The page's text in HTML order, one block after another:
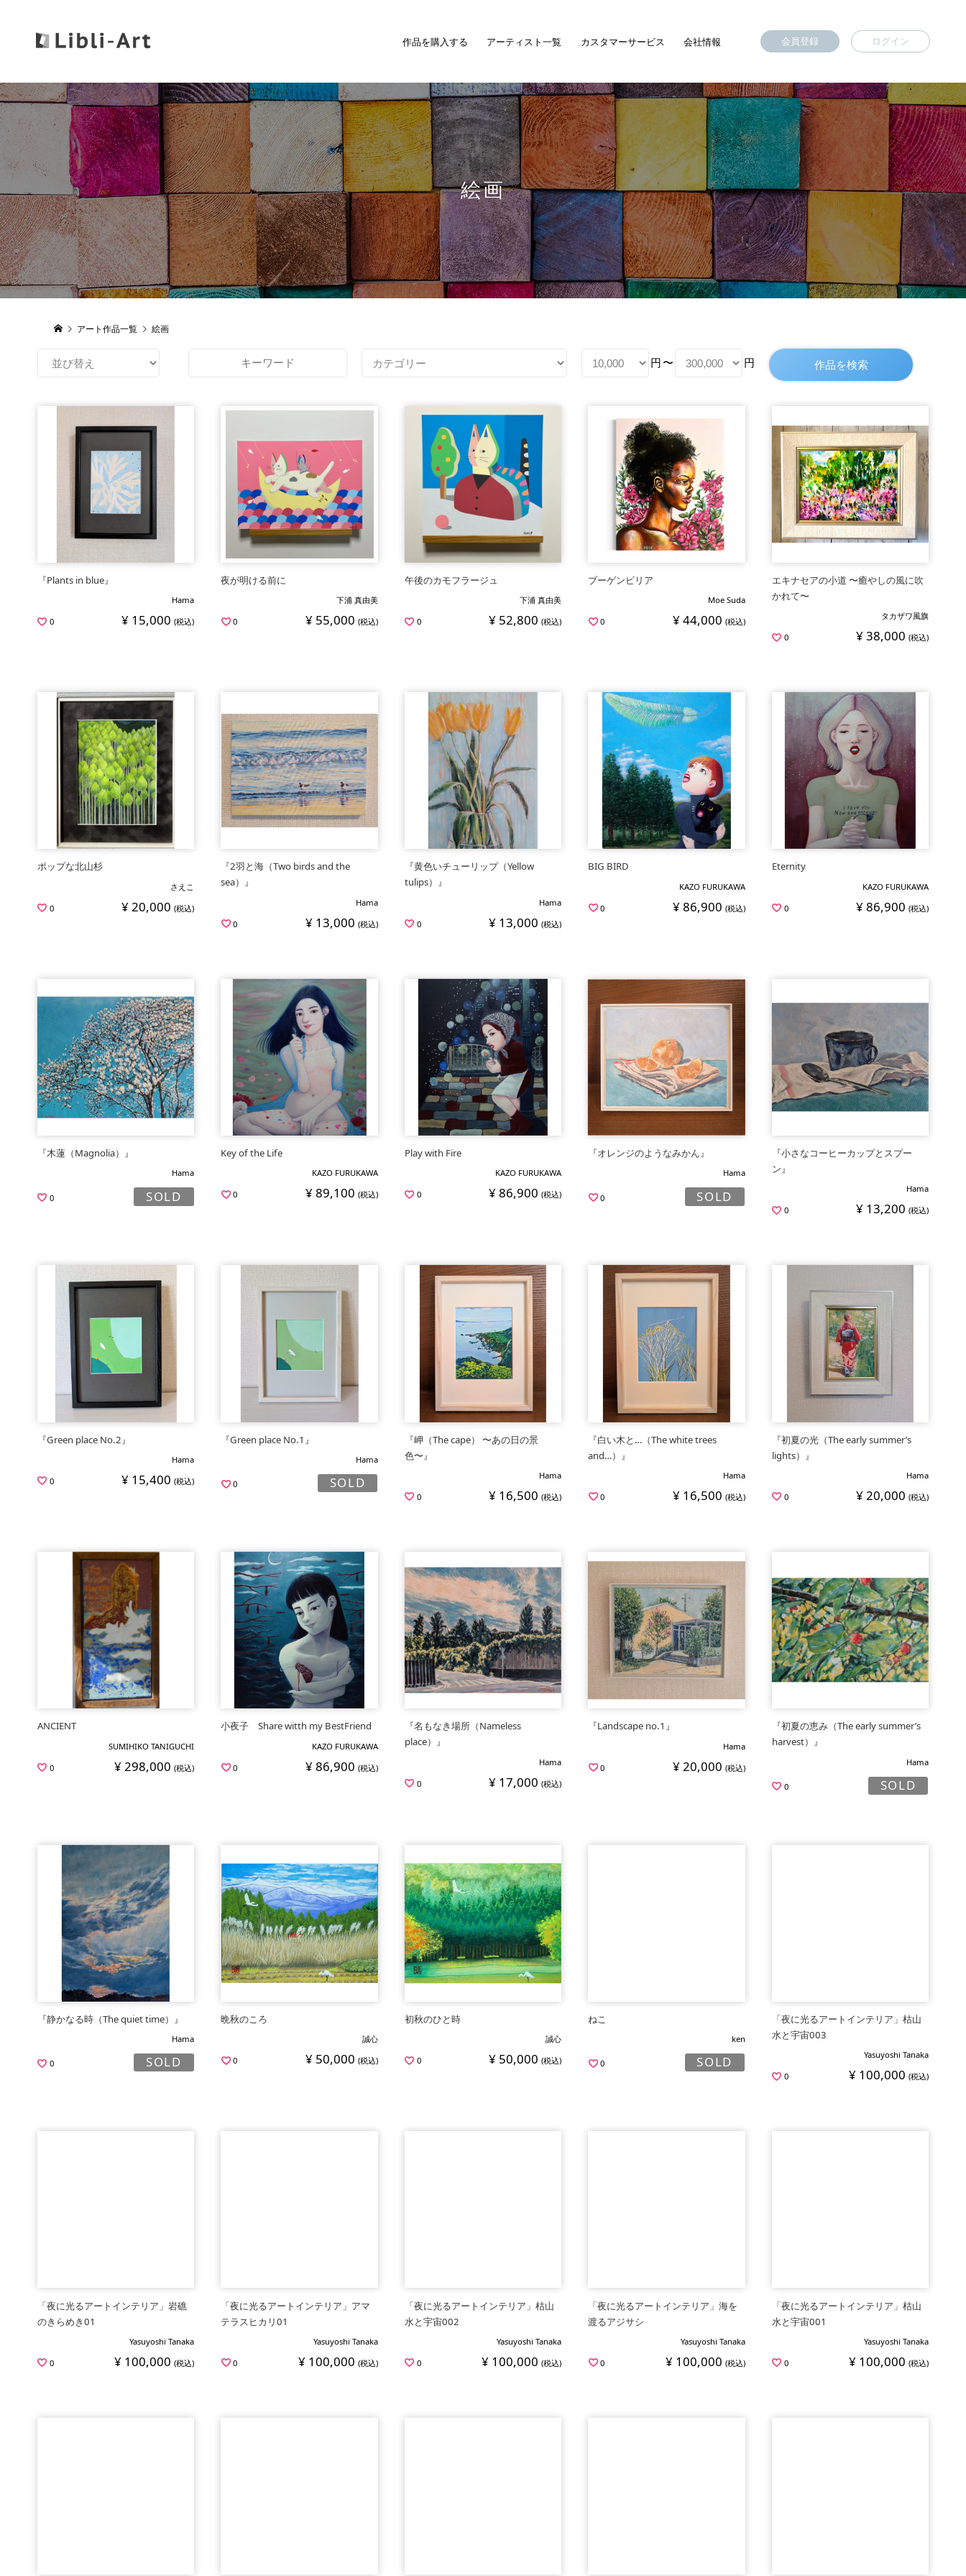
作品を購入する アーティスト一覧 カスタマーサービス 会社情報 会員登録 ログイン
絵画
アート作品一覧 絵画
円 〜 円
『Plants in blue』
Hama
0
¥ 15,000(税込)
夜が明ける前に
下浦 真由美
0
¥ 55,000 (税込)
午後のカモフラージュ
下浦 真由美
0
¥ 52,800(税込)
ブーゲンビリア
Moe Suda
0
¥ 44,000 (税込)
エキナセアの小道 〜癒やしの風に吹
かれて〜
タカザワ風旗
0
¥ 38,000 (税込)
ポップな北山杉
さえこ
0
¥ 20,000(税込)
『2羽と海（Two birds and the
sea）』
Hama
0
¥ 13,000 (税込)
『黄色いチューリップ（Yellow
tulips）』
Hama
0
¥ 13,000(税込)
BIG BIRD
KAZO FURUKAWA
0
¥ 86,900 (税込)
Eternity
KAZO FURUKAWA
0
¥ 86,900 (税込)
『木蓮（Magnolia）』
Hama
0 SOLD
Key of the Life
KAZO FURUKAWA
0
¥ 89,100 (税込)
Play with Fire
KAZO FURUKAWA
0
¥ 86,900(税込)
『オレンジのようなみかん』
Hama
0 SOLD
『小さなコーヒーカップとスプー
ン』
Hama
0
¥ 13,200 (税込)
『Green place No.2』
Hama
0
¥ 15,400(税込)
『Green place No.1』
Hama
0 SOLD
『岬（The cape） 〜あの日の景
色〜』
Hama
0
¥ 16,500(税込)
『白い木と…（The white trees
and…）』
Hama
0
¥ 16,500 (税込)
『初夏の光（The early summer’s
lights）』
Hama
0
¥ 20,000 (税込)
ANCIENT
SUMIHIKO TANIGUCHI
0
¥ 298,000(税込)
小夜子 Share witth my BestFriend
KAZO FURUKAWA
0
¥ 86,900 (税込)
『名もなき場所（Nameless
place）』
Hama
0
¥ 17,000(税込)
『Landscape no.1』
Hama
0
¥ 20,000 (税込)
『初夏の恵み（The early summer’s
harvest）』
Hama
0 SOLD
『静かなる時（The quiet time）』
Hama
0 SOLD
晩秋のころ
誠心
0
¥ 50,000 (税込)
初秋のひと時
誠心
0
¥ 50,000(税込)
ねこ
ken
0 SOLD
「夜に光るアートインテリア」枯山
水と宇宙003
Yasuyoshi Tanaka
0
¥ 100,000 (税込)
「夜に光るアートインテリア」岩礁
のきらめき01
Yasuyoshi Tanaka
0
¥ 100,000(税込)
「夜に光るアートインテリア」アマ
テラスヒカリ01
Yasuyoshi Tanaka
0
¥ 100,000 (税込)
「夜に光るアートインテリア」枯山
水と宇宙002
Yasuyoshi Tanaka
0
¥ 100,000(税込)
「夜に光るアートインテリア」海を
渡るアジサシ
Yasuyoshi Tanaka
0
¥ 100,000 (税込)
「夜に光るアートインテリア」枯山
水と宇宙001
Yasuyoshi Tanaka
0
¥ 100,000 (税込)